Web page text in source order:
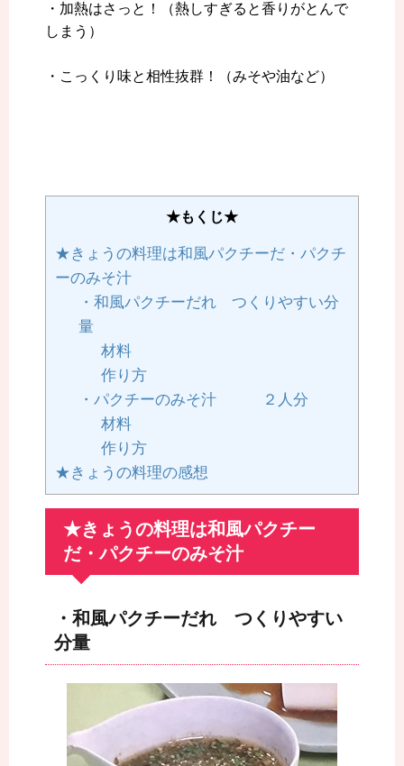
・加熱はさっと！（熱しすぎると香りがとんで
しまう）
・こっくり味と相性抜群！（みそや油など）
★もくじ★
★きょうの料理は和風パクチーだ・パクチ
ーのみそ汁
・和風パクチーだれ つくりやすい分
量
材料
作り方
・パクチーのみそ汁 ２人分
材料
作り方
★きょうの料理の感想
★きょうの料理は和風パクチー
だ・パクチーのみそ汁
・和風パクチーだれ つくりやすい
分量